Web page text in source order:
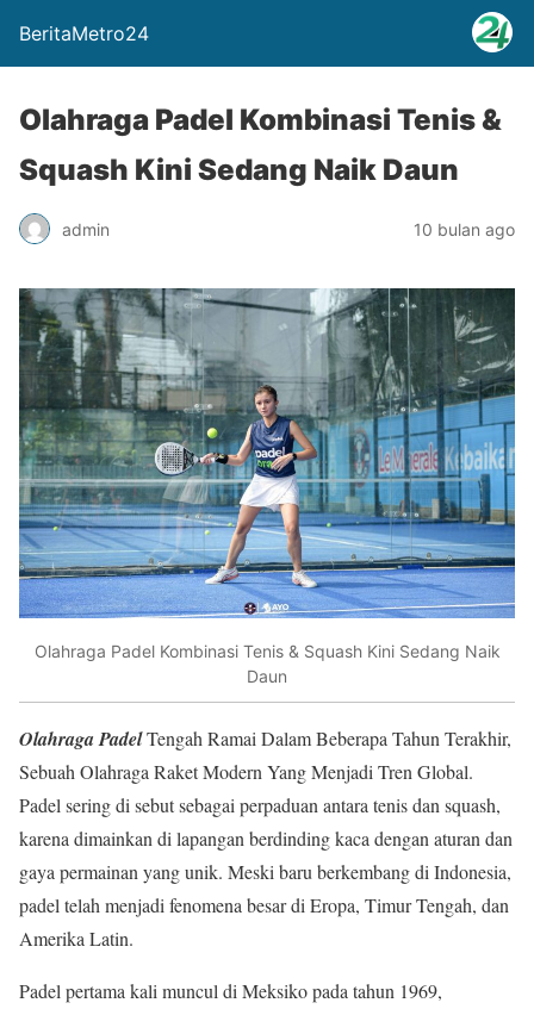
BeritaMetro24
Olahraga Padel Kombinasi Tenis &
Squash Kini Sedang Naik Daun
admin 10 bulan ago
Olahraga Padel Kombinasi Tenis & Squash Kini Sedang Naik
Daun
Olahraga PadelTengah Ramai Dalam Beberapa Tahun Terakhir,
Sebuah Olahraga Raket Modern Yang Menjadi Tren Global.
Padel sering di sebut sebagai perpaduan antara tenis dan squash,
karena dimainkan di lapangan berdinding kaca dengan aturan dan
gaya permainan yang unik. Meski baru berkembang di Indonesia,
padel telah menjadi fenomena besar di Eropa, Timur Tengah, dan
Amerika Latin.
Padel pertama kali muncul di Meksiko pada tahun 1969,